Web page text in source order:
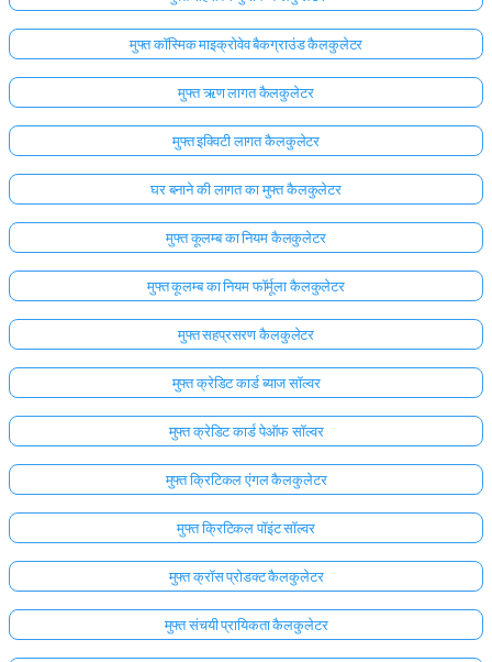
मुफ्त कॉस्मिक माइक्रोवेव बैकग्राउंड कैलकुलेटर
मुफ्त ऋण लागत कैलकुलेटर
मुफ्त इक्विटी लागत कैलकुलेटर
घर बनाने की लागत का मुफ्त कैलकुलेटर
मुफ्त कूलम्ब का नियम कैलकुलेटर
मुफ्त कूलम्ब का नियम फॉर्मूला कैलकुलेटर
मुफ्त सहप्रसरण कैलकुलेटर
मुफ्त क्रेडिट कार्ड ब्याज सॉल्वर
मुफ्त क्रेडिट कार्ड पेऑफ सॉल्वर
मुफ्त क्रिटिकल एंगल कैलकुलेटर
मुफ्त क्रिटिकल पॉइंट सॉल्वर
मुफ्त क्रॉस प्रोडक्ट कैलकुलेटर
मुफ्त संचयी प्रायिकता कैलकुलेटर